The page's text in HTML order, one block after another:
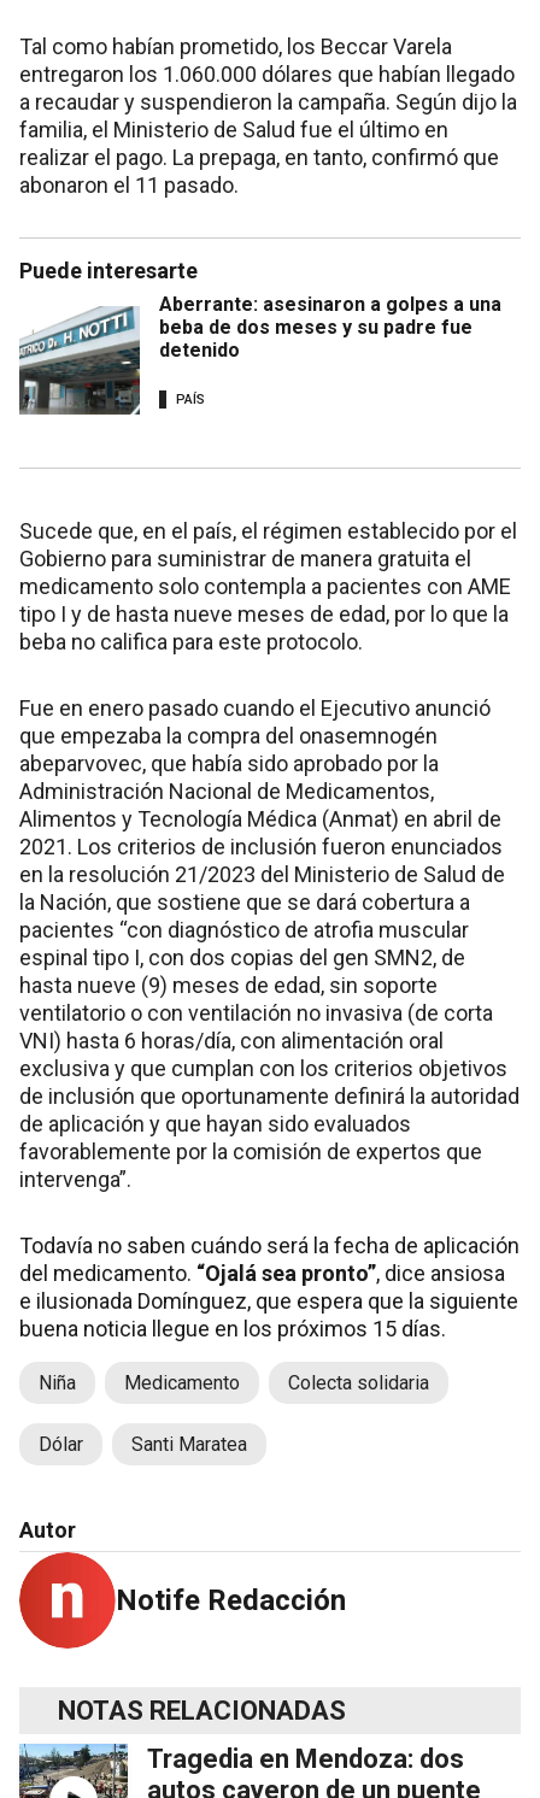
Tal como habían prometido, los Beccar Varela
entregaron los 1.060.000 dólares que habían llegado
a recaudar y suspendieron la campaña. Según dijo la
familia, el Ministerio de Salud fue el último en
realizar el pago. La prepaga, en tanto, confirmó que
abonaron el 11 pasado.
Puede interesarte
Aberrante: asesinaron a golpes a una
beba de dos meses y su padre fue
detenido
PAÍS
Sucede que, en el país, el régimen establecido por el
Gobierno para suministrar de manera gratuita el
medicamento solo contempla a pacientes con AME
tipo I y de hasta nueve meses de edad, por lo que la
beba no califica para este protocolo.
Fue en enero pasado cuando el Ejecutivo anunció
que empezaba la compra del onasemnogén
abeparvovec, que había sido aprobado por la
Administración Nacional de Medicamentos,
Alimentos y Tecnología Médica (Anmat) en abril de
2021. Los criterios de inclusión fueron enunciados
en la resolución 21/2023 del Ministerio de Salud de
la Nación, que sostiene que se dará cobertura a
pacientes “con diagnóstico de atrofia muscular
espinal tipo I, con dos copias del gen SMN2, de
hasta nueve (9) meses de edad, sin soporte
ventilatorio o con ventilación no invasiva (de corta
VNI) hasta 6 horas/día, con alimentación oral
exclusiva y que cumplan con los criterios objetivos
de inclusión que oportunamente definirá la autoridad
de aplicación y que hayan sido evaluados
favorablemente por la comisión de expertos que
intervenga”.
Todavía no saben cuándo será la fecha de aplicación
del medicamento. “Ojalá sea pronto”, dice ansiosa
e ilusionada Domínguez, que espera que la siguiente
buena noticia llegue en los próximos 15 días.
Niña Medicamento Colecta solidaria
Dólar Santi Maratea
Autor
Notife Redacción
NOTAS RELACIONADAS
Tragedia en Mendoza: dos
autos cayeron de un puente